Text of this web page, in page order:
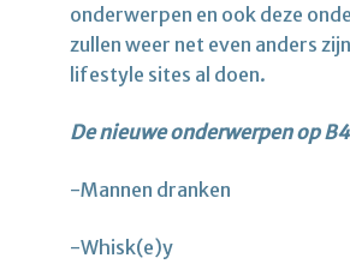
onderwerpen en ook deze
zullen weer net even anders
lifestyle sites al doen.
De nieuwe onderwerpen op
-Mannen dranken
-Whisk(e)y